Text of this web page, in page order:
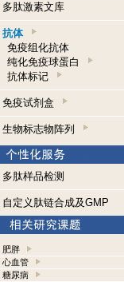
多肽激素文库
抗体
免疫组化抗体
纯化免疫球蛋白
抗体标记
免疫试剂盒
生物标志物阵列
多肽样品检测
自定义肽链合成及GMP
肥胖
心血管
糖尿病